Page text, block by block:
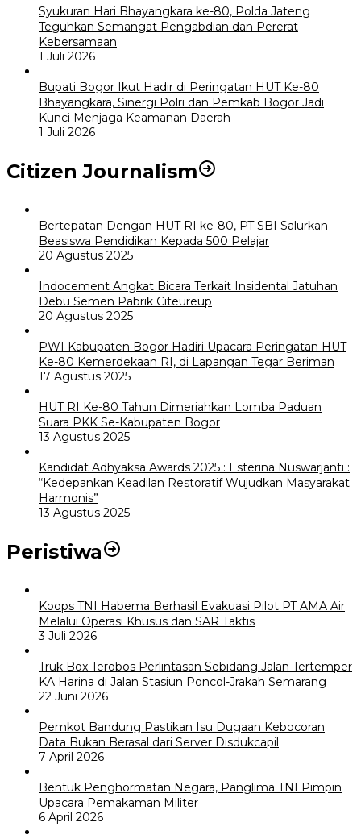
Syukuran Hari Bhayangkara ke-80, Polda Jateng
Teguhkan Semangat Pengabdian dan Pererat
Kebersamaan
1 Juli 2026
Bupati Bogor Ikut Hadir di Peringatan HUT Ke-80
Bhayangkara, Sinergi Polri dan Pemkab Bogor Jadi
Kunci Menjaga Keamanan Daerah
1 Juli 2026
Citizen Journalism
Bertepatan Dengan HUT RI ke-80, PT SBI Salurkan
Beasiswa Pendidikan Kepada 500 Pelajar
20 Agustus 2025
Indocement Angkat Bicara Terkait Insidental Jatuhan
Debu Semen Pabrik Citeureup
20 Agustus 2025
PWI Kabupaten Bogor Hadiri Upacara Peringatan HUT
Ke-80 Kemerdekaan RI, di Lapangan Tegar Beriman
17 Agustus 2025
HUT RI Ke-80 Tahun Dimeriahkan Lomba Paduan
Suara PKK Se-Kabupaten Bogor
13 Agustus 2025
Kandidat Adhyaksa Awards 2025 : Esterina Nuswarjanti :
“Kedepankan Keadilan Restoratif Wujudkan Masyarakat
Harmonis”
13 Agustus 2025
Peristiwa
Koops TNI Habema Berhasil Evakuasi Pilot PT AMA Air
Melalui Operasi Khusus dan SAR Taktis
3 Juli 2026
Truk Box Terobos Perlintasan Sebidang Jalan Tertemper
KA Harina di Jalan Stasiun Poncol-Jrakah Semarang
22 Juni 2026
Pemkot Bandung Pastikan Isu Dugaan Kebocoran
Data Bukan Berasal dari Server Disdukcapil
7 April 2026
Bentuk Penghormatan Negara, Panglima TNI Pimpin
Upacara Pemakaman Militer
6 April 2026